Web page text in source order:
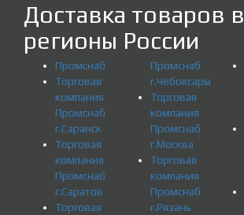
Доставка товаров в
регионы России
Промснаб
Торговая
компания
Промснаб
г.Саранск
Торговая
компания
Промснаб
г.Саратов
Торговая
Промснаб
г.Чебоксары
Торговая
компания
Промснаб
г.Москва
Торговая
компания
Промснаб
г.Рязань